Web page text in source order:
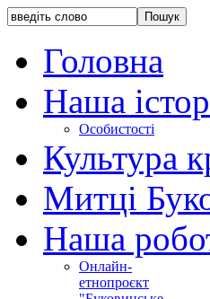
Головна
Наша
Особистості
Культура
Митці
Наша
Онлайн-
етнопроєкт